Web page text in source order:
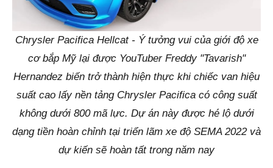
Chrysler Pacifica Hellcat - Ý tưởng vui của giới độ xe
cơ bắp Mỹ lại được YouTuber Freddy "Tavarish"
Hernandez biến trở thành hiện thực khi chiếc van hiệu
suất cao lấy nền tảng Chrysler Pacifica có công suất
không dưới 800 mã lực. Dự án này được hé lộ dưới
dạng tiền hoàn chỉnh tại triển lãm xe độ SEMA 2022 và
dự kiến sẽ hoàn tất trong năm nay